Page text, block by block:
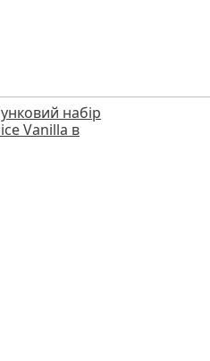
набір
Vanilla в